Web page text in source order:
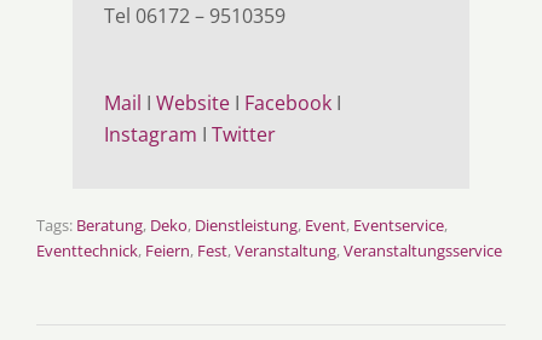
Tel 06172 – 9510359
Mail I Website I Facebook I
Instagram I Twitter
Tags: Beratung, Deko, Dienstleistung, Event, Eventservice,
Eventtechnick, Feiern, Fest,Veranstaltung,Veranstaltungsservice